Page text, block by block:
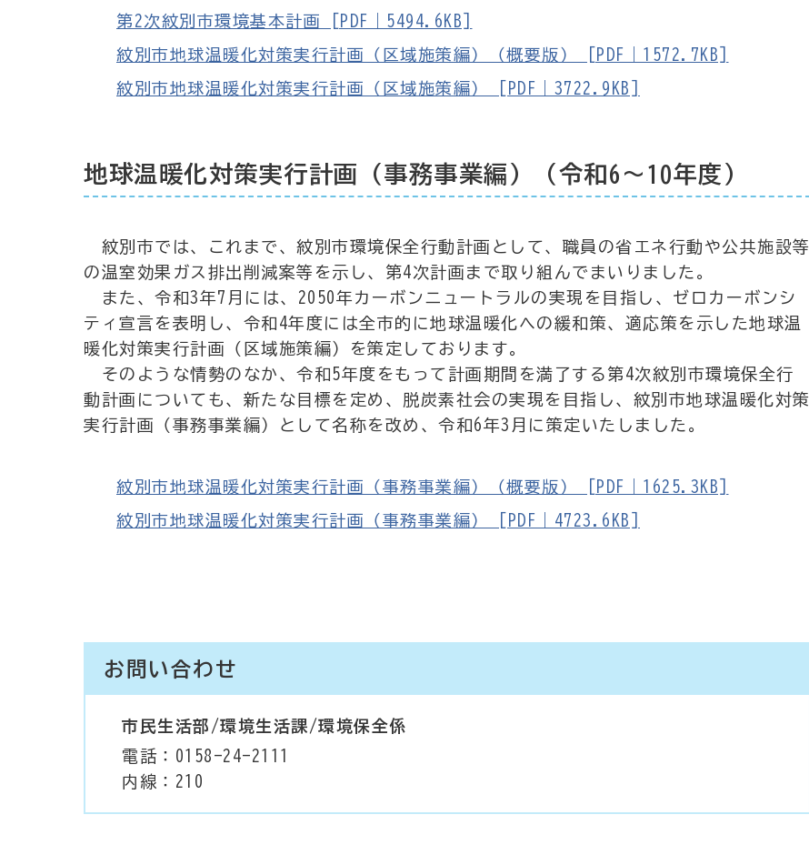
第2次紋別市環境基本計画 [PDF｜5494.6KB]
紋別市地球温暖化対策実行計画（区域施策編）（概要版） [PDF｜1572.7KB]
紋別市地球温暖化対策実行計画（区域施策編） [PDF｜3722.9KB]
地球温暖化対策実行計画（事務事業編）（令和6～10年度）
紋別市では、これまで、紋別市環境保全行動計画として、職員の省エネ行動や公共施設等
の温室効果ガス排出削減案等を示し、第4次計画まで取り組んでまいりました。
また、令和3年7月には、2050年カーボンニュートラルの実現を目指し、ゼロカーボンシ
ティ宣言を表明し、令和4年度には全市的に地球温暖化への緩和策、適応策を示した地球温
暖化対策実行計画（区域施策編）を策定しております。
そのような情勢のなか、令和5年度をもって計画期間を満了する第4次紋別市環境保全行
動計画についても、新たな目標を定め、脱炭素社会の実現を目指し、紋別市地球温暖化対策
実行計画（事務事業編）として名称を改め、令和6年3月に策定いたしました。
紋別市地球温暖化対策実行計画（事務事業編）（概要版） [PDF｜1625.3KB]
紋別市地球温暖化対策実行計画（事務事業編） [PDF｜4723.6KB]
お問い合わせ
市民生活部/環境生活課/環境保全係
電話：0158-24-2111
内線：210